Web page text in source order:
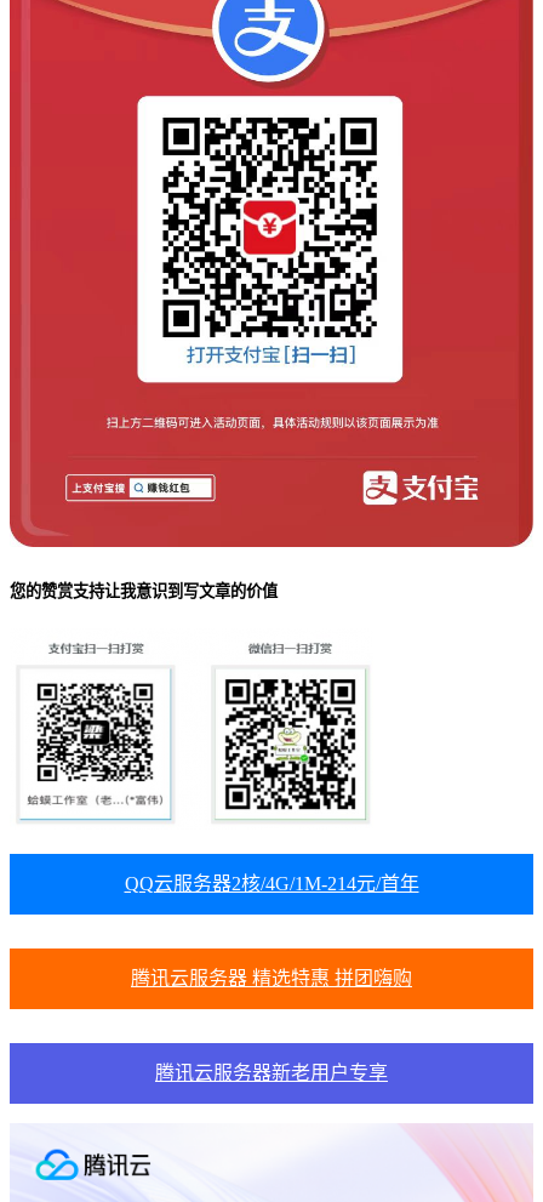
您的赞赏支持让我意识到写文章的价值
QQ云服务器2核/4G/1M-214元/首年
腾讯云服务器 精选特惠 拼团嗨购
腾讯云服务器新老用户专享